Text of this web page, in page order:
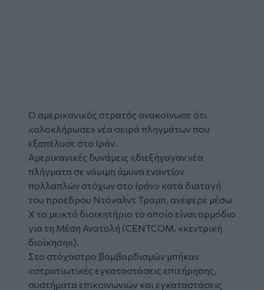
Ο αμερικανικός στρατός ανακοίνωσε ότι
«ολοκλήρωσε» νέα σειρά πληγμάτων που
εξαπέλυσε στο Ιράν.
Αμερικανικές δυνάμεις «διεξήγαγαν νέα
πλήγματα σε νόμιμη άμυνα εναντίον
πολλαπλών στόχων στο Ιράν» κατά διαταγή
του προέδρου Ντόναλντ Τραμπ, ανέφερε μέσω
X το μεικτό διοικητήριο το οποίο είναι αρμόδιο
για τη Μέση Ανατολή (CENTCOM, «κεντρική
διοίκηση»).
Στο στόχαστρο βομβαρδισμών μπήκαν
«στρατιωτικές εγκαταστάσεις επιτήρησης,
συστήματα επικοινωνιών και εγκαταστάσεις